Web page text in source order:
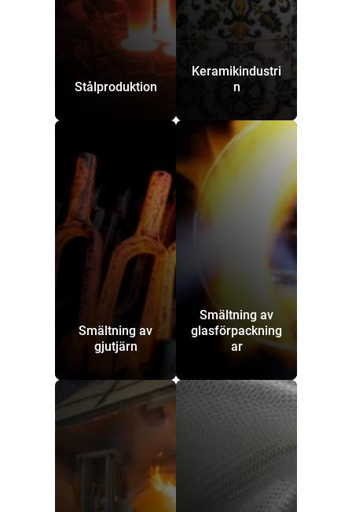
Stålproduktion
Keramikindustri
n
Smältning av
gjutjärn
Smältning av
glasförpackning
ar